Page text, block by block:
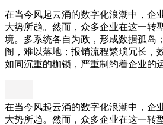
在当今风起云涌的数字化浪潮中，企
大势所趋。然而，众多企业在这一转
境。多系统各自为政，形成数据孤岛
阁，难以落地；报销流程繁琐冗长
如同沉重的枷锁，严重制约着企业的
在当今风起云涌的数字化浪潮中，企
大势所趋。然而，众多企业在这一转